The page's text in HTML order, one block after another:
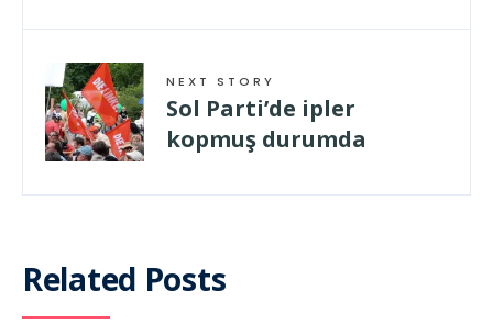
NEXT STORY
Sol Parti’de ipler
kopmuş durumda
Related Posts